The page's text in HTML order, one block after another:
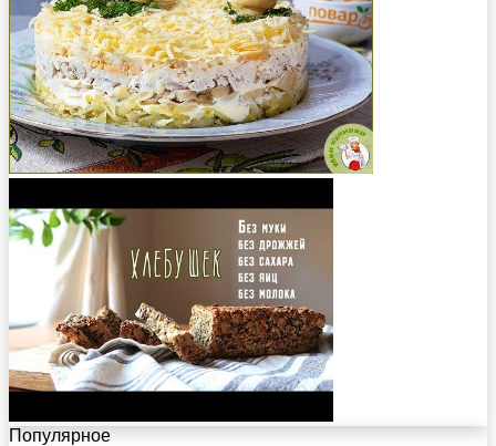
Популярное